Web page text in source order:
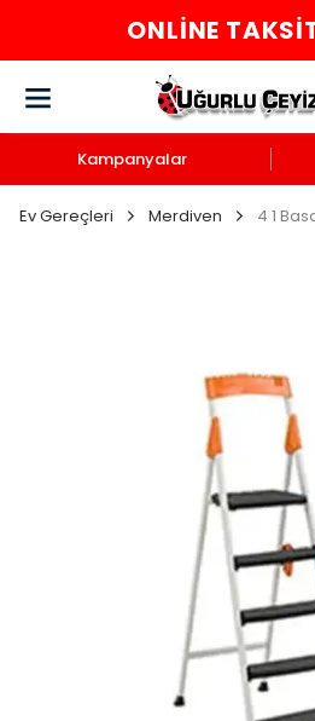
ONLINE
Kampanyalar
Ev Gereçleri Merdiven 4 1